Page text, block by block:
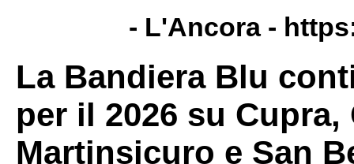
- L'Ancora -
La Bandiera Blu
per il 2026 su Cupra,
Martinsicuro e San